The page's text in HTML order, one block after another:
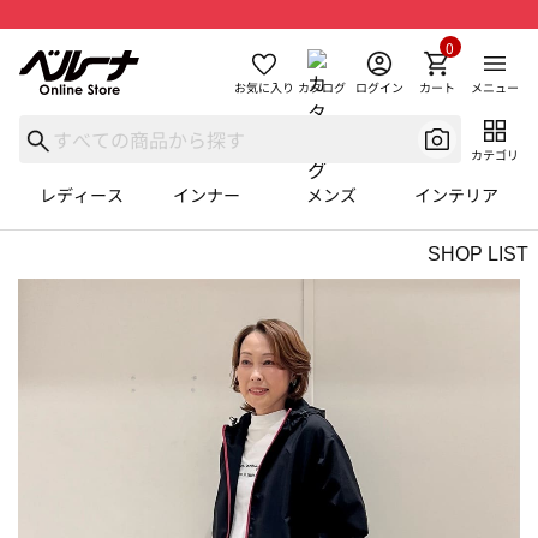
お気に入り カタログ ログイン カート
0
メニュー
カテゴリ
レディース インナー メンズ インテリア
SHOP LIST